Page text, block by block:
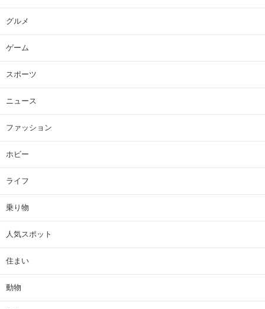
グルメ
ゲーム
スポーツ
ニュース
ファッション
ホビー
ライフ
乗り物
人気スポット
住まい
動物